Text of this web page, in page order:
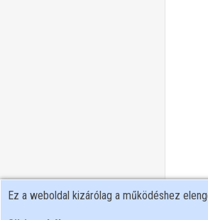
Ez a weboldal kizárólag a működéshez